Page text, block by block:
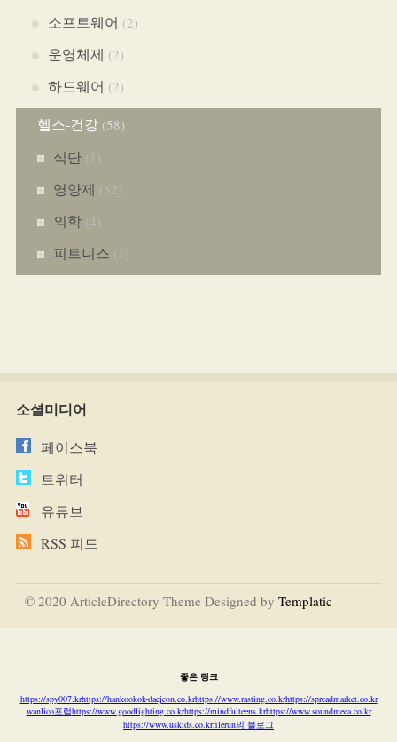
소프트웨어 (2)
운영체제 (2)
하드웨어 (2)
헬스-건강(58)
식단(1)
영양제 (52)
의학(4)
피트니스 (1)
소셜미디어
페이스북
트위터
유튜브
RSS 피드
© 2020 ArticleDirectory Theme Designed by Templatic
좋은 링크
https://spy007.krhttps://hankookok-daejeon.co.krhttps://www.rasting.co.krhttps://spreadmarket.co.kr
wanlico포럼https://www.goodlighting.co.krhttps://mindfulteens.krhttps://www.soundmeca.co.kr
https://www.uskids.co.krfilerun의 블로그